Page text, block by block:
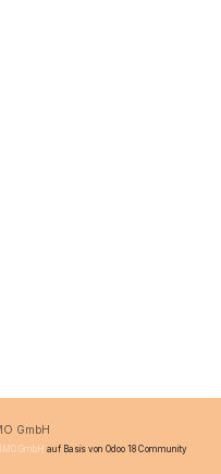
GmbH
GmbH auf Basis von Odoo 18 Community